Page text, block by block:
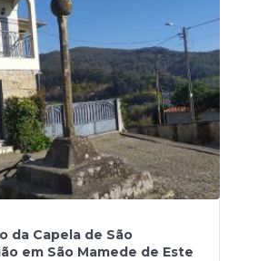
da Capela de São
Sebastião em São Mamede de Este